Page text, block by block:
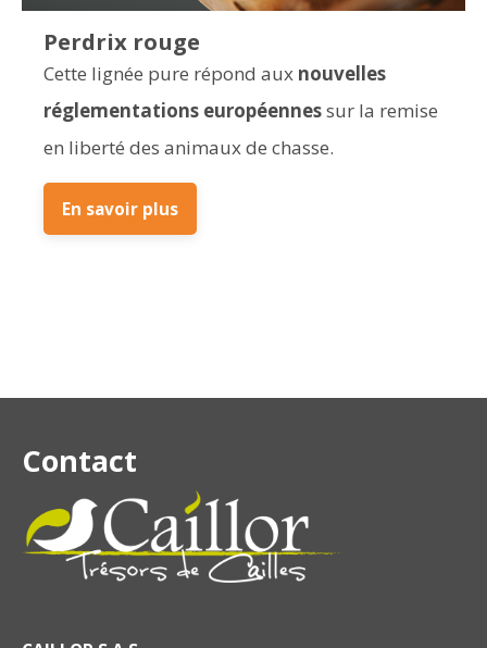
Perdrix rouge
Cette lignée pure répond aux nouvelles
réglementations européennessur la remise
en liberté des animaux de chasse.
En savoir plus
Contact